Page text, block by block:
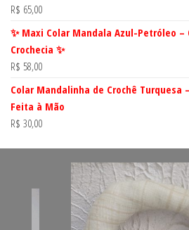
R$ 65,00
✨ Maxi Colar Mandala Azul-Petróleo –
Crochecia ✨
R$ 58,00
Colar Mandalinha de Crochê Turquesa
Feita à Mão
R$ 30,00